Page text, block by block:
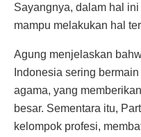
Sayangnya, dalam hal
mampu melakukan hal
Agung menjelaskan
Indonesia sering
agama, yang
besar. Sementara itu,
kelompok profesi,